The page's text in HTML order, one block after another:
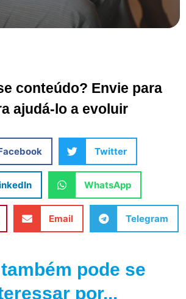
conteúdo? Envie para
ajudá-lo a evoluir
Twitter
WhatsApp
Email Telegram
pode se
por...